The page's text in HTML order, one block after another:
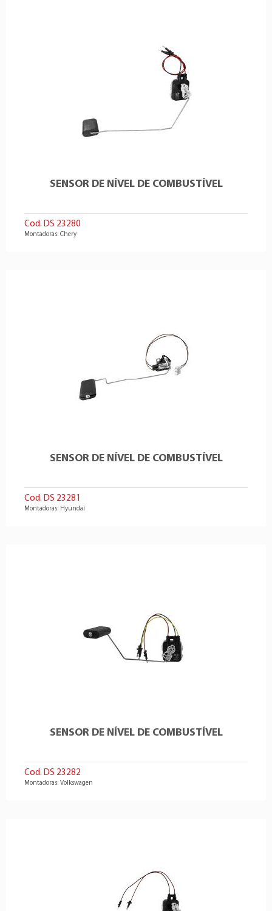
SENSOR DE NÍVEL DE COMBUSTÍVEL
Cod. DS 23280
Montadoras: Chery
SENSOR DE NÍVEL DE COMBUSTÍVEL
Cod. DS 23281
Montadoras: Hyundai
SENSOR DE NÍVEL DE COMBUSTÍVEL
Cod. DS 23282
Montadoras: Volkswagen